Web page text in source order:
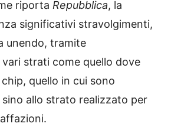
riporta Repubblica, la
significativi stravolgimenti,
unendo, tramite
strati come quello dove
quello in cui sono
allo strato realizzato per